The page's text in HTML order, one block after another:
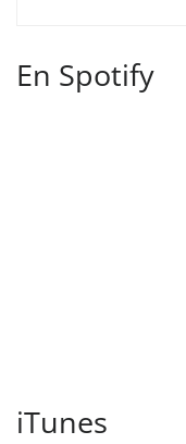
En Spotify
iTunes